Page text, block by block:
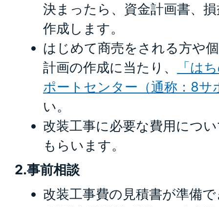
決まったら、資金計画書、
作成します。
はじめて商売をされる方や
計画の作成に当たり、
「は
ポートセンター（通称：8サ
い。
改装工事に必要な費用につ
もらいます。
2.事前相談
改装工事費の見積書が準備